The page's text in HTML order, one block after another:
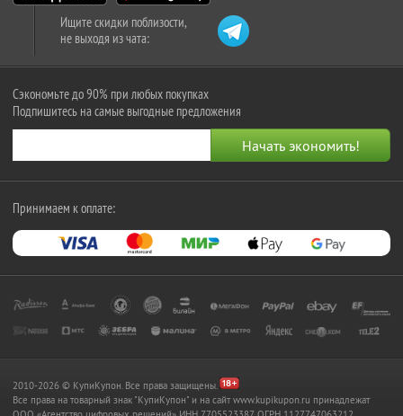
Ищите скидки поблизости,
не выходя из чата:
Сэкономьте до 90% при любых покупках
Подпишитесь на самые выгодные предложения
Принимаем к оплате:
2010-2026 © КупиКупон. Все права защищены.
Все права на товарный знак "КупиКупон" и на сайт www.kupikupon.ru принадлежат